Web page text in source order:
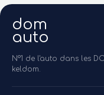
dom
auto
N°1 de l'auto dans les
keldom.